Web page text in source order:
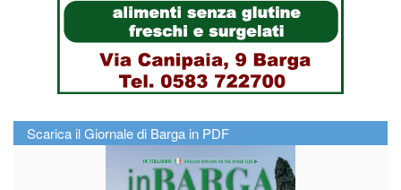
Scarica il Giornale di Barga in PDF